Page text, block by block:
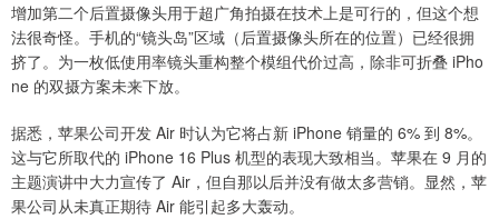
增加第二个后置摄像头用于超广角拍摄在技术上是可行的，但这个想
法很奇怪。手机的“镜头岛”区域（后置摄像头所在的位置）已经很拥
挤了。为一枚低使用率镜头重构整个模组代价过高，除非可折叠 iPho
ne 的双摄方案未来下放。
据悉，苹果公司开发 Air 时认为它将占新 iPhone 销量的 6% 到 8%。
这与它所取代的 iPhone 16 Plus 机型的表现大致相当。苹果在 9 月的
主题演讲中大力宣传了 Air，但自那以后并没有做太多营销。显然，苹
果公司从未真正期待 Air 能引起多大轰动。